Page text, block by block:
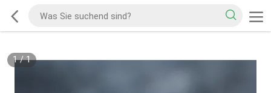
1/1